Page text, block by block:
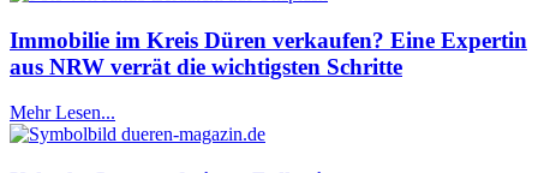
Immobilie im Kreis Düren verkaufen? Eine Expertin
aus NRW verrät die wichtigsten Schritte
Mehr Lesen...